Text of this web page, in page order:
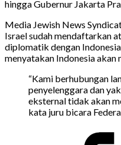
hingga Gubernur Jakarta
Media Jewish News
Israel sudah mendaftarkan
diplomatik dengan
menyatakan Indonesia akan
“Kami berhubungan
penyelenggara dan
eksternal tidak akan
kata juru bicara